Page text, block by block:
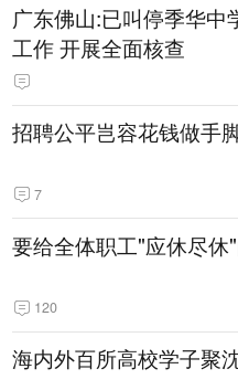
广东佛山:已叫停季华中
工作 开展全面核查
招聘公平岂容花钱做手
7
要给全体职工"应休尽休
120
海内外百所高校学子聚